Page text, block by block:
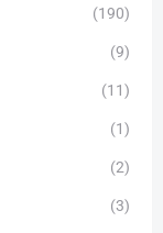
(190)
(9)
(11)
(1)
(2)
(3)